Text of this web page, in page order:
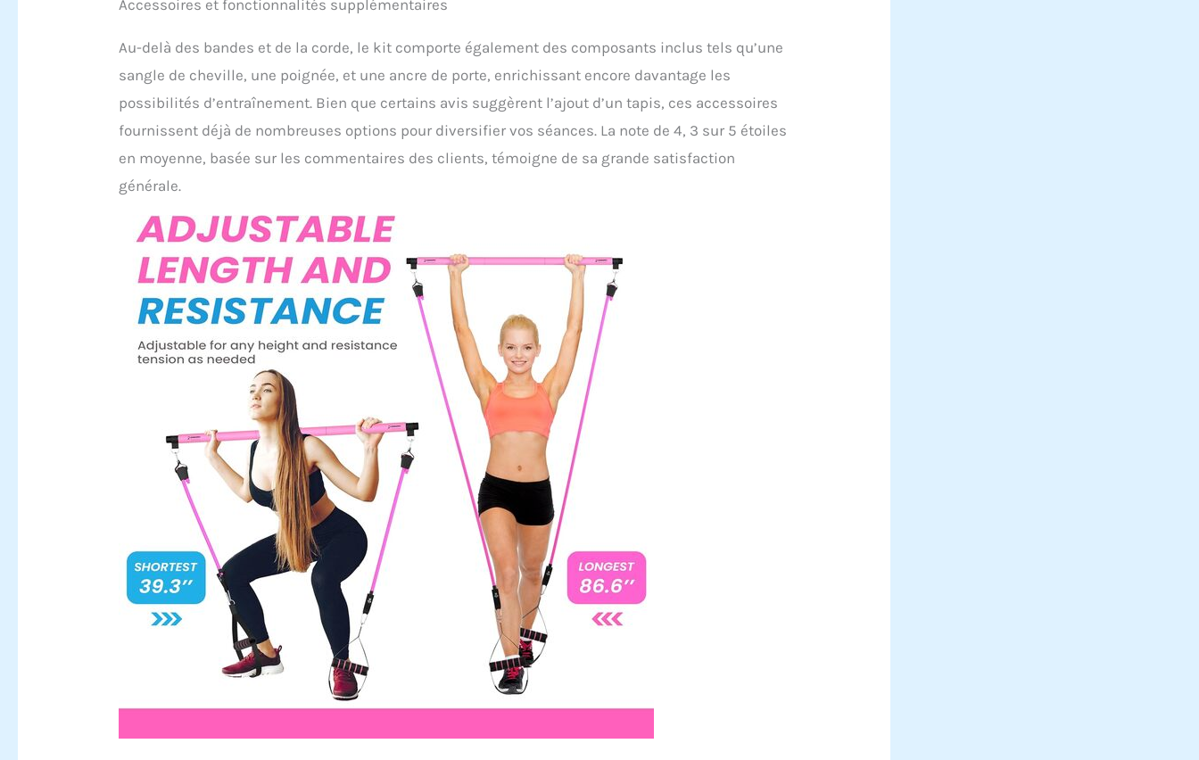
Accessoires et fonctionnalités supplémentaires
Au-delà des bandes et de la corde, le kit comporte également des composants inclus tels qu’une
sangle de cheville, une poignée, et une ancre de porte, enrichissant encore davantage les
possibilités d’entraînement. Bien que certains avis suggèrent l’ajout d’un tapis, ces accessoires
fournissent déjà de nombreuses options pour diversifier vos séances. La note de 4, 3 sur 5 étoiles
en moyenne, basée sur les commentaires des clients, témoigne de sa grande satisfaction
générale.